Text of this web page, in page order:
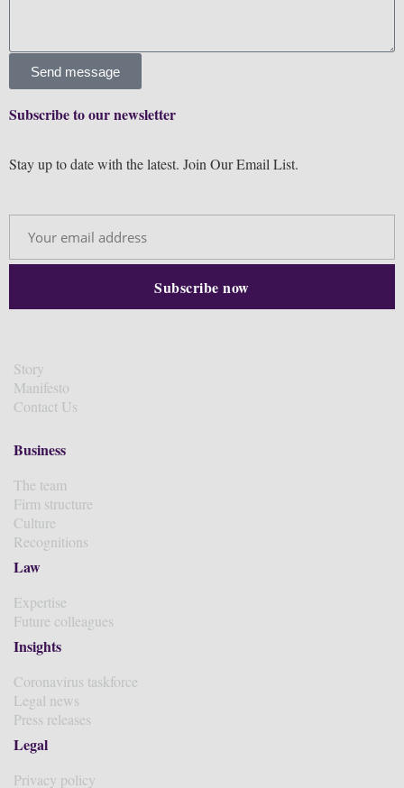
Send message
Subscribe to our newsletter
Stay up to date with the latest. Join Our Email List.
Story
Manifesto
Contact Us
Business
The team
Firm structure
Culture
Recognitions
Law
Expertise
Future colleagues
Insights
Coronavirus taskforce
Legal news
Press releases
Legal
Privacy policy